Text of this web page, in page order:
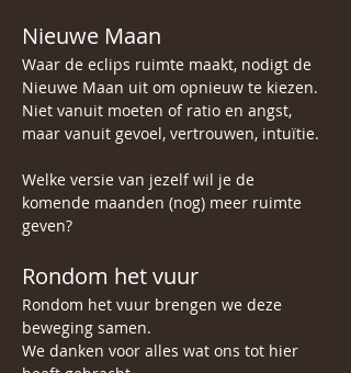
Nieuwe Maan
Waar de eclips ruimte maakt, nodigt de
Nieuwe Maan uit om opnieuw te kiezen.
Niet vanuit moeten of ratio en angst,
maar vanuit gevoel, vertrouwen, intuïtie.
Welke versie van jezelf wil je de
komende maanden (nog) meer ruimte
geven?
Rondom het vuur
Rondom het vuur brengen we deze
beweging samen.
We danken voor alles wat ons tot hier